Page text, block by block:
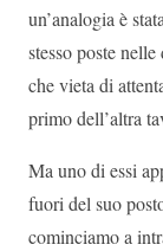
un’analogia è
stesso poste
che vieta di
primo dell’altra
Ma uno di essi
fuori del suo
cominciamo a